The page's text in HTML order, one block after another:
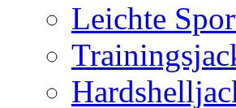
Leichte